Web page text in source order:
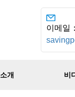
이메일
개 비